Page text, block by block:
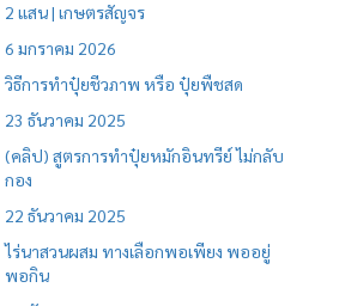
2 แสน | เกษตรสัญจร
6 มกราคม 2026
วิธีการทำปุ๋ยชีวภาพ หรือ ปุ๋ยพืชสด
23 ธันวาคม 2025
(คลิป) สูตรการทำปุ๋ยหมักอินทรีย์ ไม่กลับ
กอง
22 ธันวาคม 2025
ไร่นาสวนผสม ทางเลือกพอเพียง พออยู่
พอกิน